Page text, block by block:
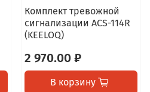
Комплект тревожной
сигнализации ACS-114R
(KEELOQ)
2 970.00 ₽
В корзину